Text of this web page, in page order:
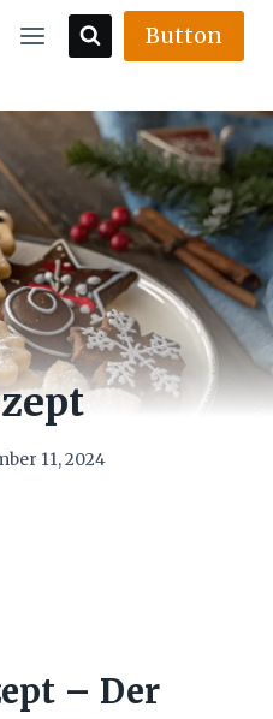
Button
11, 2024
– Der